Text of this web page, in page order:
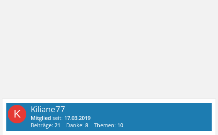
K Kiliane77
Mitglied seit: 17.03.2019
Beiträge:21 Danke:8 Themen: 10